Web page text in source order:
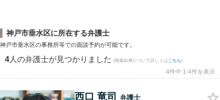
神戸市垂水区に所在する弁護士
神戸市垂水区の事務所等での面談予約が可能です。
4 人の弁護士が見つかりました (検索結果について詳しくは こちら)
4件中 1-4件を表示
西口 竜司 弁護士